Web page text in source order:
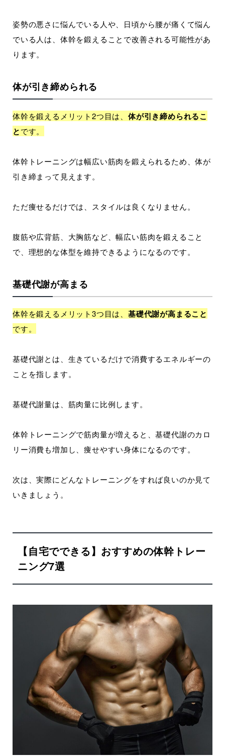
姿勢の悪さに悩んでいる人や、日頃から腰が痛くて悩ん
でいる人は、体幹を鍛えることで改善される可能性があ
ります。
体が引き締められる
体幹を鍛えるメリット2つ目は、体が引き締められるこ
とです。
体幹トレーニングは幅広い筋肉を鍛えられるため、体が
引き締まって見えます。
ただ痩せるだけでは、スタイルは良くなりません。
腹筋や広背筋、大胸筋など、幅広い筋肉を鍛えること
で、理想的な体型を維持できるようになるのです。
基礎代謝が高まる
体幹を鍛えるメリット3つ目は、基礎代謝が高まること
です。
基礎代謝とは、生きているだけで消費するエネルギーの
ことを指します。
基礎代謝量は、筋肉量に比例します。
体幹トレーニングで筋肉量が増えると、基礎代謝のカロ
リー消費も増加し、痩せやすい身体になるのです。
次は、実際にどんなトレーニングをすれば良いのか見て
いきましょう。
【自宅でできる】おすすめの体幹トレー
ニング7選